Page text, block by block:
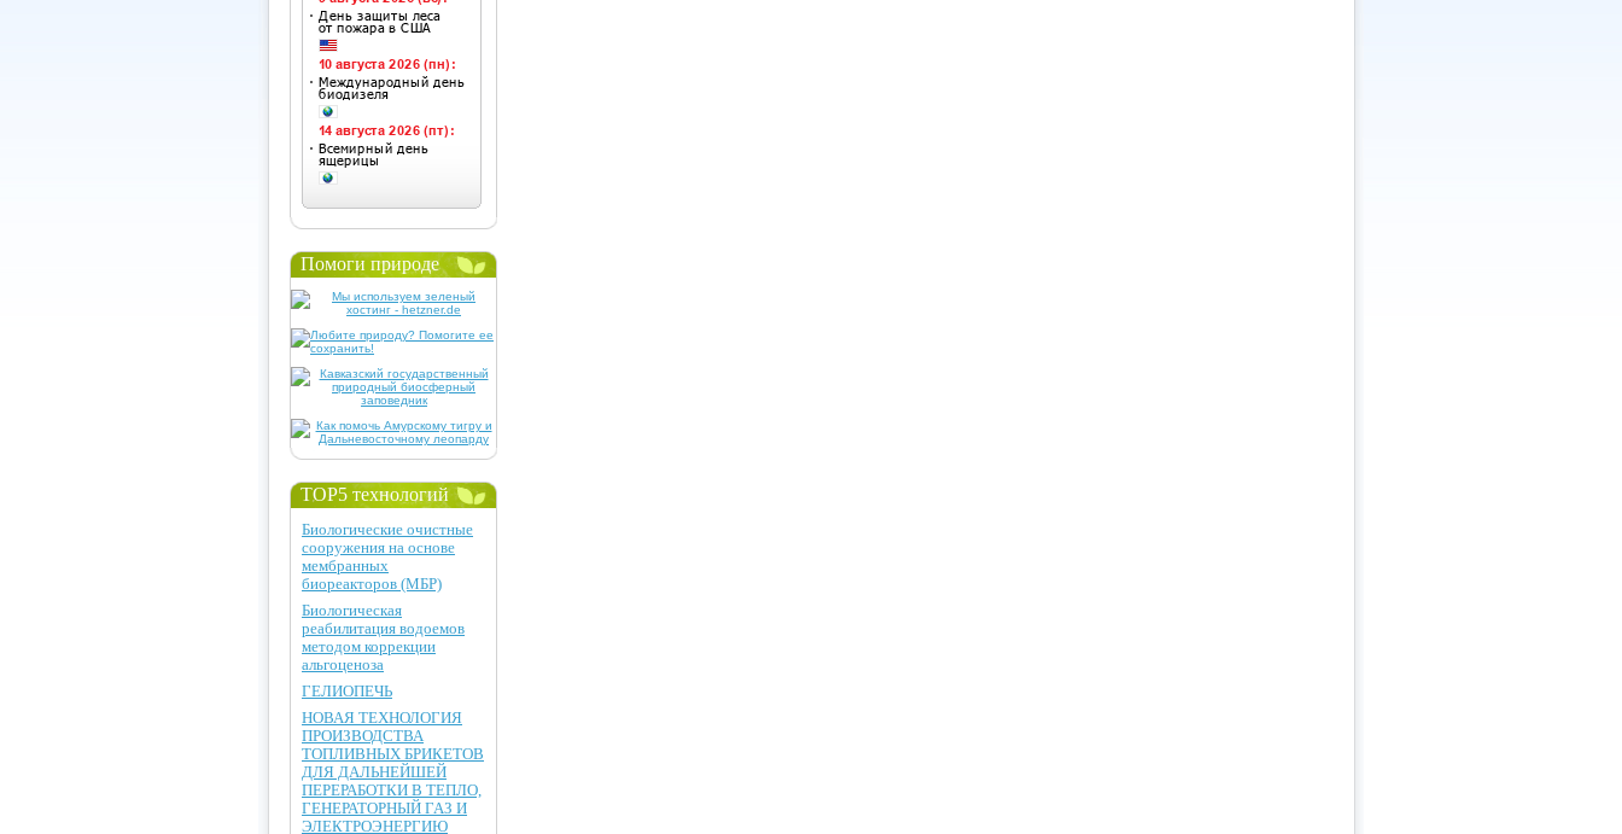
Помоги природе
TOP5 технологий
Биологические очистные
сооружения на основе
мембранных
биореакторов (МБР)
Биологическая
реабилитация водоемов
методом коррекции
альгоценоза
ГЕЛИОПЕЧЬ
НОВАЯ ТЕХНОЛОГИЯ
ПРОИЗВОДСТВА
ТОПЛИВНЫХ БРИКЕТОВ
ДЛЯ ДАЛЬНЕЙШЕЙ
ПЕРЕРАБОТКИ В ТЕПЛО,
ГЕНЕРАТОРНЫЙ ГАЗ И
ЭЛЕКТРОЭНЕРГИЮ